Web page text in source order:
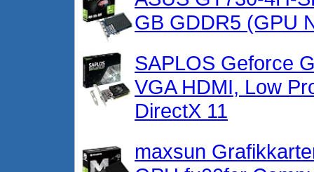
GB GDDR5 (GPU
SAPLOS Geforce
VGA HDMI, Low
DirectX 11
maxsun